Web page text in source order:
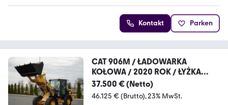
Kontakt Parken
CAT 906M / ŁADOWARKA
KOŁOWA / 2020 ROK / ŁYŻKA
SZCZĘ
37.500 € (Netto)
46.125 € (Brutto) 23% MwSt.